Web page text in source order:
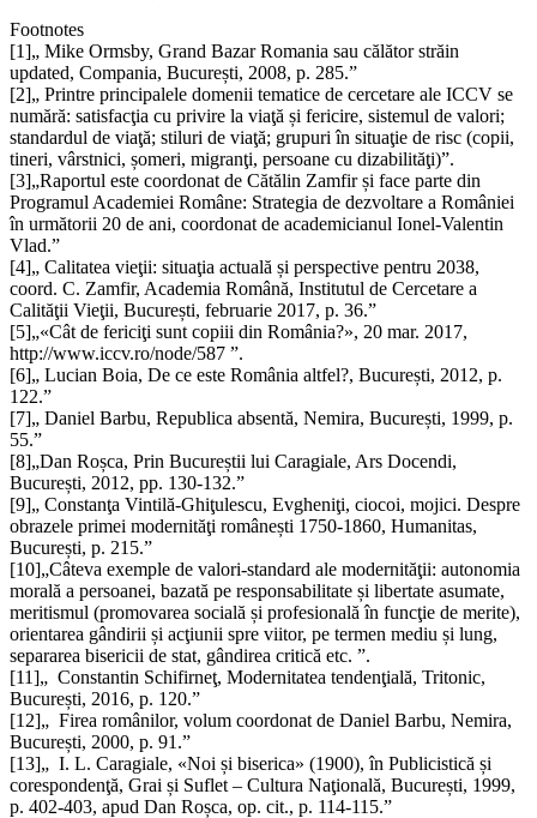
Footnotes
[1]„ Mike Ormsby, Grand Bazar Romania sau călător străin
updated, Compania, București, 2008, p. 285.”
[2]„ Printre principalele domenii tematice de cercetare ale ICCV se
numără: satisfacţia cu privire la viaţă și fericire, sistemul de valori;
standardul de viaţă; stiluri de viaţă; grupuri în situaţie de risc (copii,
tineri, vârstnici, șomeri, migranţi, persoane cu dizabilităţi)”.
[3]„Raportul este coordonat de Cătălin Zamfir și face parte din
Programul Academiei Române: Strategia de dezvoltare a României
în următorii 20 de ani, coordonat de academicianul Ionel-Valentin
Vlad.”
[4]„ Calitatea vieţii: situaţia actuală și perspective pentru 2038,
coord. C. Zamfir, Academia Română, Institutul de Cercetare a
Calităţii Vieţii, București, februarie 2017, p. 36.”
[5]„«Cât de fericiţi sunt copiii din România?», 20 mar. 2017,
http://www.iccv.ro/node/587 ”.
[6]„ Lucian Boia, De ce este România altfel?, București, 2012, p.
122.”
[7]„ Daniel Barbu, Republica absentă, Nemira, București, 1999, p.
55.”
[8]„Dan Roșca, Prin Bucureștii lui Caragiale, Ars Docendi,
București, 2012, pp. 130-132.”
[9]„ Constanţa Vintilă-Ghiţulescu, Evgheniţi, ciocoi, mojici. Despre
obrazele primei modernităţi românești 1750-1860, Humanitas,
București, p. 215.”
[10]„Câteva exemple de valori-standard ale modernităţii: autonomia
morală a persoanei, bazată pe responsabilitate și libertate asumate,
meritismul (promovarea socială și profesională în funcţie de merite),
orientarea gândirii și acţiunii spre viitor, pe termen mediu și lung,
separarea bisericii de stat, gândirea critică etc. ”.
[11]„ Constantin Schifirneţ, Modernitatea tendenţială, Tritonic,
București, 2016, p. 120.”
[12]„ Firea românilor, volum coordonat de Daniel Barbu, Nemira,
București, 2000, p. 91.”
[13]„ I. L. Caragiale, «Noi și biserica» (1900), în Publicistică și
corespondenţă, Grai și Suflet – Cultura Naţională, București, 1999,
p. 402-403, apud Dan Roșca, op. cit., p. 114-115.”